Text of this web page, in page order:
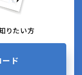
りたい方
ド